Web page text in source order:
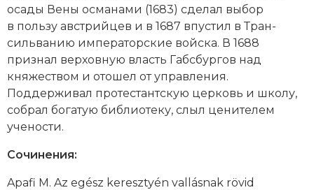
История, философия, теория и методология
исторического знания
Итория международных отношений
Латинская Америка
Новая история
Новейшая история
Нумизматика
осады Вены османами (1683) сделал выбор
в пользу австрийцев и в 1687 впустил в Тран-
сильванию императорские войска. В 1688
признал верховную власть Габсбургов над
княжеством и отошел от управления.
Поддерживал протестантскую церковь и школу,
собрал богатую библиотеку, слыл ценителем
учености.
Сочинения:
Apafi M. Az egész keresztyén vallásnak rövid